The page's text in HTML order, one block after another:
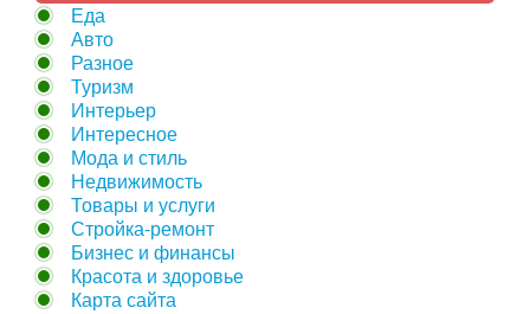
Еда
Авто
Разное
Туризм
Интерьер
Интересное
Мода и стиль
Недвижимость
Товары и услуги
Стройка-ремонт
Бизнес и финансы
Красота и здоровье
Карта сайта